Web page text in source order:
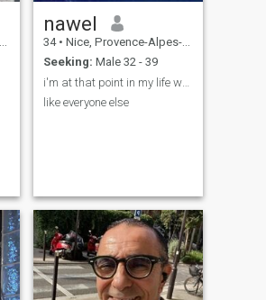
nawel
34 • Nice, Provence-Alpes-Côte d'Azur, France
Seeking: Male 32 - 39
i'm at that point in my life where i don't have ti...
like everyone else